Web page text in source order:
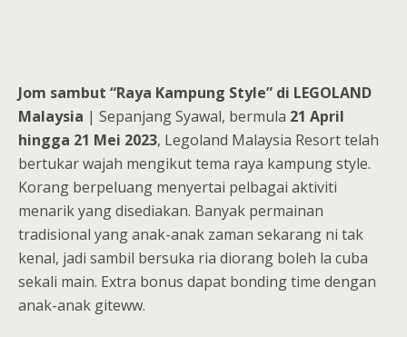
Jom sambut “Raya Kampung Style” di LEGOLAND
Malaysia | Sepanjang Syawal, bermula 21 April
hingga 21 Mei 2023, Legoland Malaysia Resort telah
bertukar wajah mengikut tema raya kampung style.
Korang berpeluang menyertai pelbagai aktiviti
menarik yang disediakan. Banyak permainan
tradisional yang anak-anak zaman sekarang ni tak
kenal, jadi sambil bersuka ria diorang boleh la cuba
sekali main. Extra bonus dapat bonding time dengan
anak-anak giteww.